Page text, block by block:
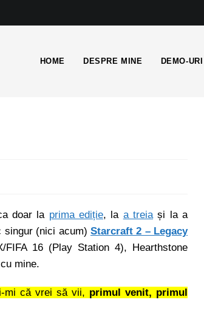
HOME DESPRE MINE DEMO-
doar la prima ediție, la a treiași la a
singur (nici acum) Starcraft 2 – Legacy
16 (Play Station 4), Hearthstone
mine.
mi că vrei să vii, primul venit, primul